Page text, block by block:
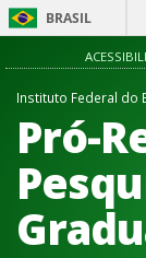
BRASIL
Instituto Federal do
Pró-